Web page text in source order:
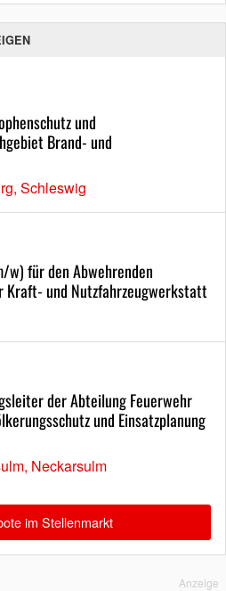
und
Brand- und
Schleswig
für den Abwehrenden
Kraft- und Nutzfahrzeugwerkstatt
der Abteilung Feuerwehr
und Einsatzplanung
Neckarsulm
im Stellenmarkt
Anzeige